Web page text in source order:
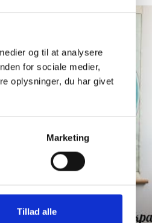
og til at analysere
for sociale medier,
oplysninger, du har givet
Marketing
Tillad alle